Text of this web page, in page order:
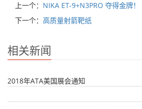
上一个： NIKA ET-9+N3PRO 夺得金牌！
下一个： 高质量射箭靶纸
相关新闻
2018年ATA美国展会通知